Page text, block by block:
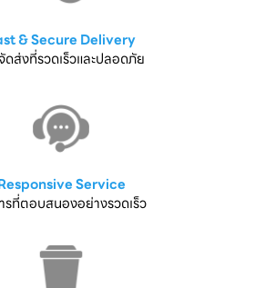
& Secure Delivery
ดส่งที่รวดเร็วและปลอดภัย
Service
รที่ตอบสนองอย่างรวดเร็ว